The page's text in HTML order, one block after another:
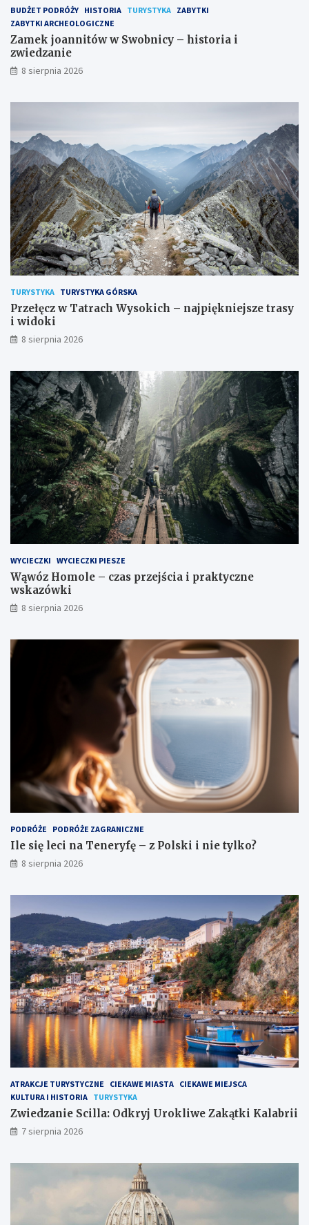
g
o
z
a
k
o
e
BUDŻET PODRÓŻY HISTORIA TURYSTYKA ZABYTKI
ZABYTKI ARCHEOLOGICZNE
Zamek joannitów w Swobnicy – historia i
zwiedzanie
8 sierpnia 2026
TURYSTYKA TURYSTYKA GÓRSKA
Przełęcz w Tatrach Wysokich – najpiękniejsze trasy
i widoki
8 sierpnia 2026
WYCIECZKI WYCIECZKI PIESZE
Wąwóz Homole – czas przejścia i praktyczne
wskazówki
8 sierpnia 2026
PODRÓŻE PODRÓŻE ZAGRANICZNE
Ile się leci na Teneryfę – z Polski i nie tylko?
8 sierpnia 2026
ATRAKCJE TURYSTYCZNE CIEKAWE MIASTA CIEKAWE MIEJSCA
KULTURA I HISTORIA TURYSTYKA
Zwiedzanie Scilla: Odkryj Urokliwe Zakątki Kalabrii
7 sierpnia 2026